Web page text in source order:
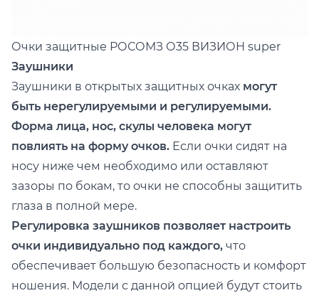
Очки защитные РОСОМЗ О35 ВИЗИОН super
Заушники
Заушники в открытых защитных очках могут
быть нерегулируемыми и регулируемыми.
Форма лица, нос, скулы человека могут
повлиять на форму очков. Если очки сидят на
носу ниже чем необходимо или оставляют
зазоры по бокам, то очки не способны защитить
глаза в полной мере.
Регулировка заушников позволяет настроить
очки индивидуально под каждого, что
обеспечивает большую безопасность и комфорт
ношения. Модели с данной опцией будут стоить